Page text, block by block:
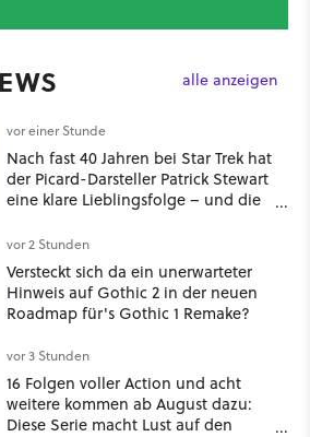
alle anzeigen
vor einer Stunde
Nach fast 40 Jahren bei Star Trek hat
der Picard-Darsteller Patrick Stewart
eine klare Lieblingsfolge – und die
vor 2 Stunden
Versteckt sich da ein unerwarteter
Hinweis auf Gothic 2 in der neuen
Roadmap für's Gothic 1 Remake?
vor 3 Stunden
16 Folgen voller Action und acht
weitere kommen ab August dazu:
Diese Serie macht Lust auf den